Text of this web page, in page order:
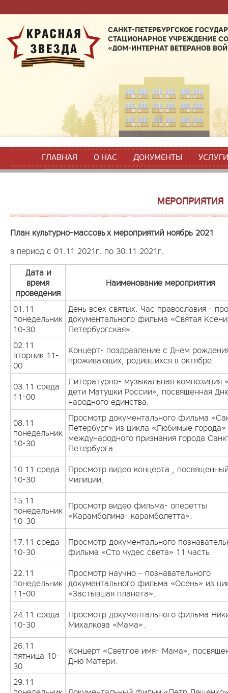
САНКТ-ПЕТЕРБУРГСКОЕ
СТАЦИОНАРНОЕ УЧРЕЖДЕНИЕ
«ДОМ-ИНТЕРНАТ ВЕТЕРАНОВ
ГЛАВНАЯ О НАС ДОКУМЕНТЫ УСЛУГИ
МЕРОПРИЯТИЯ
План культурно-массовых мероприятий ноябрь 2021
в период с 01.11.2021г. по 30.11.2021г.
Дата и
время
проведения
Наименование мероприятия
01.11
понедельник
10-30
День всех святых. Час православия -
документального фильма «Святая
Петербургская».
02.11
вторник 11-
00
Концерт- поздравление с Днем
проживающих, родившихся в октябре.
03.11 среда
11-00
Литературно- музыкальная композиция
дети Матушки России», посвященная
народного единства.
08.11
понедельник
10-30
Просмотр документального фильма
Петербург» из цикла «Любимые
международного признания города
Петербурга.
10.11 среда
10-30
Просмотр видео концерта ,
милиции.
15.11
понедельник
10-30
Просмотр видео фильма- оперетты
«Карамболина- карамболетта».
17.11 среда
10-30
Просмотр документального
фильма «Сто чудес света» 11 часть.
22.11
понедельник
11-00
Просмотр научно – познавательного
документального фильма «Осень» из
«Застывшая планета».
24.11 среда
10-30
Просмотр документального фильма
Михалкова «Мама».
26.11
пятница 10-
30
Концерт «Светлое имя- Мама»,
Дню Матери.
29.11